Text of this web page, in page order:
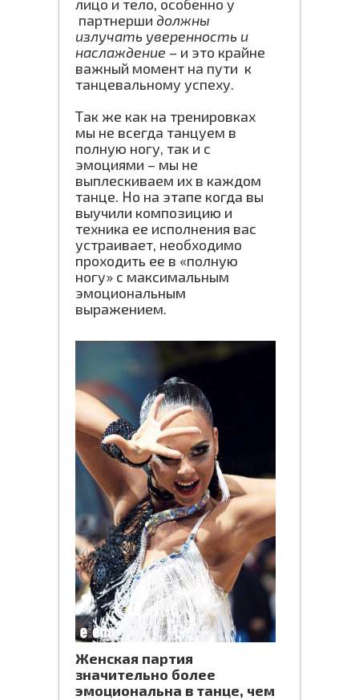
лицо и тело, особенно у
партнерши должны
излучать уверенность и
наслаждение – и это крайне
важный момент на пути к
танцевальному успеху.
Так же как на тренировках
мы не всегда танцуем в
полную ногу, так и с
эмоциями – мы не
выплескиваем их в каждом
танце. Но на этапе когда вы
выучили композицию и
техника ее исполнения вас
устраивает, необходимо
проходить ее в «полную
ногу» с максимальным
эмоциональным
выражением.
Женская партия
значительно более
эмоциональна в танце, чем